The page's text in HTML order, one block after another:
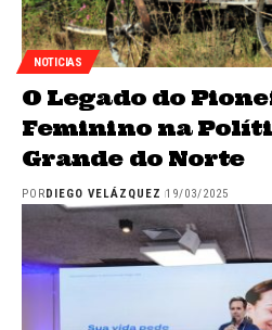
NOTICIAS
O Legado do
Feminino na
Grande do Norte
PORDIEGO VELÁZQUEZ 19/03/2025